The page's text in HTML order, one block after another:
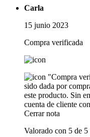
Carla
15 junio 2023
Compra verificada
"Compra
sido dada por
este producto. Sin
cuenta de cliente
Cerrar nota
Valorado con 5 de 5